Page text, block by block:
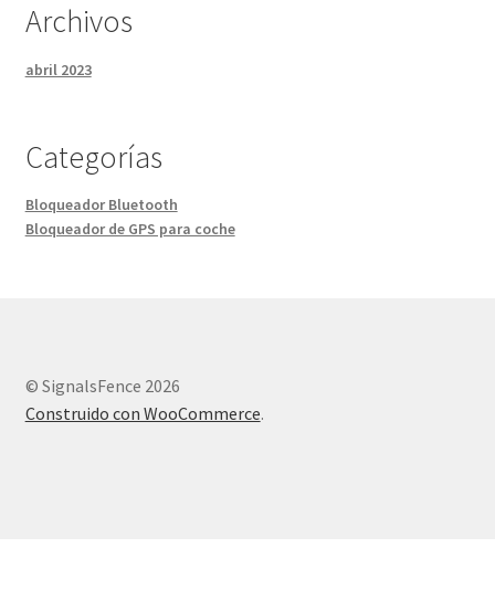
Archivos
abril 2023
Categorías
Bloqueador Bluetooth
Bloqueador de GPS para coche
© SignalsFence 2026
Construido con WooCommerce.